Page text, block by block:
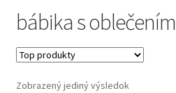
Kategórie produktov
Dôležité informácie
bábika s oblečením
Zobrazený jediný výsledok